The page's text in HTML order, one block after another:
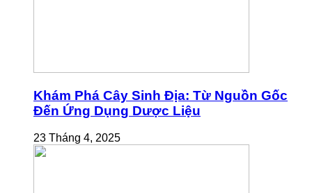
Khám Phá Cây Sinh Địa: Từ Nguồn Gốc
Đến Ứng Dụng Dược Liệu
23 Tháng 4, 2025